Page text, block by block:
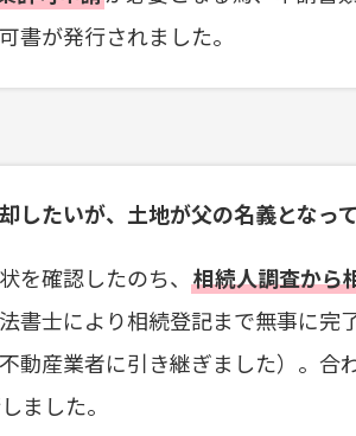
書が発行されました。
したいが、土地が父の名義となっ
を確認したのち、相続人調査から
書士により相続登記まで無事に完
動産業者に引き継ぎました）。合
ました。